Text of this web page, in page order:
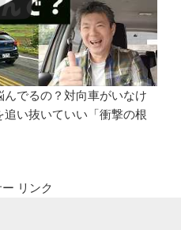
んでるの？対向車がいなけ
い抜いていい「衝撃の根
リンク